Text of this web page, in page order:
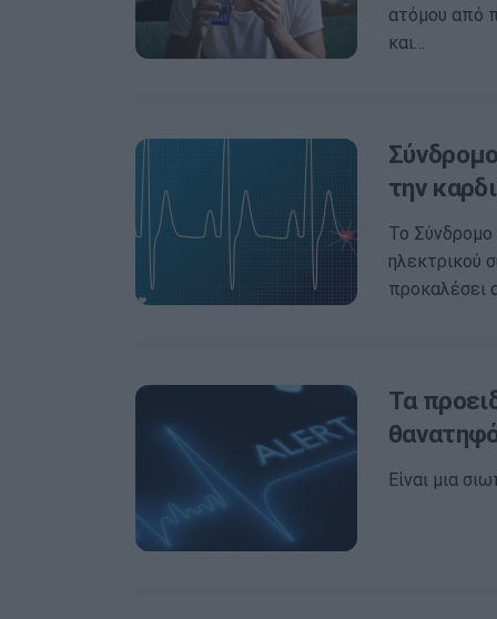
ατόμου από
και…
την
Το Σύνδρομο
ηλεκτρικού
προκαλέσει
Τα
Είναι μια